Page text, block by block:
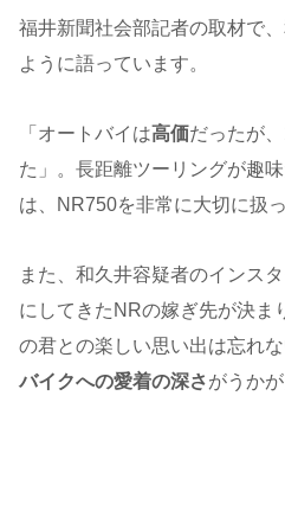
福井新聞社会部記者の取材で
ように語っています。
「オートバイは高価だったが
た」。長距離ツーリングが趣
は、NR750を非常に大切に扱
また、和久井容疑者のインス
にしてきたNRの嫁ぎ先が決ま
の君との楽しい思い出は忘れ
バイクへの愛着の深さがうかが